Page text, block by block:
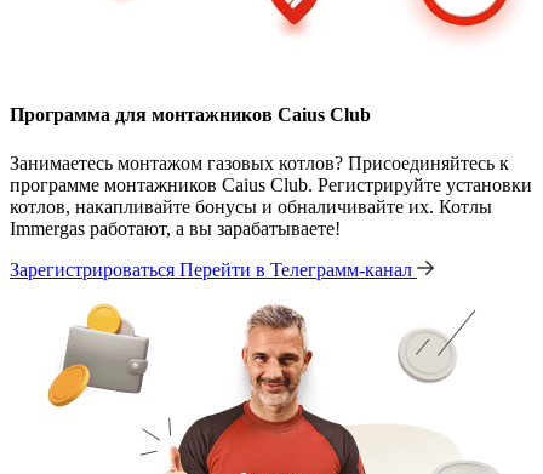
Программа для монтажников Caius Club
Занимаетесь монтажом газовых котлов? Присоединяйтесь к
программе монтажников Caius Club. Регистрируйте установки
котлов, накапливайте бонусы и обналичивайте их. Котлы
Immergas работают, а вы зарабатываете!
Зарегистрироваться Перейти в Телеграмм-канал